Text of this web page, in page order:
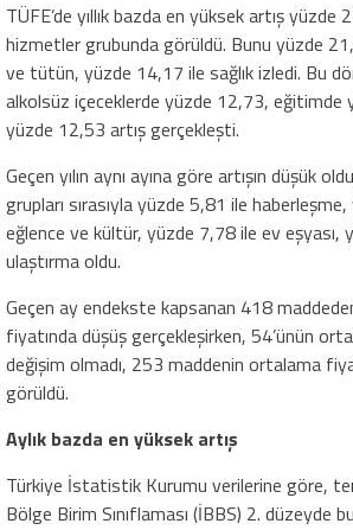
TÜFE’de yıllık bazda en yüksek artış
hizmetler grubunda görüldü. Bunu yüzde
ve tütün, yüzde 14,17 ile sağlık izledi. Bu
alkolsüz içeceklerde yüzde 12,73,
yüzde 12,53 artış gerçekleşti.
Geçen yılın aynı ayına göre artışın düşük
grupları sırasıyla yüzde 5,81 ile
eğlence ve kültür, yüzde 7,78 ile ev eşyası,
ulaştırma oldu.
Geçen ay endekste kapsanan 418
fiyatında düşüş gerçekleşirken, 54’ünün
değişim olmadı, 253 maddenin ortalama
görüldü.
Aylık bazda en yüksek artış
Türkiye İstatistik Kurumu verilerine göre,
Bölge Birim Sınıflaması (İBBS) 2. düzeyde